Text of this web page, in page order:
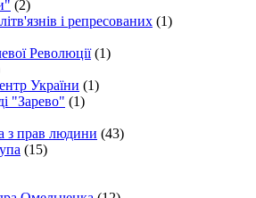
(2)
і репресованих (1)
Революції(1)
України (1)
"Зарево" (1)
з прав людини (43)
(15)